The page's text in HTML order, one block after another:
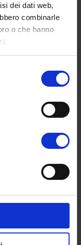
dei dati web,
combinarle
o che hanno